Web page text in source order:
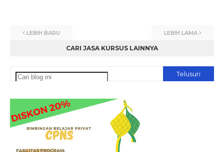
LEBIH BARU LEBIH LAMA
CARI JASA KURSUS LAINNYA